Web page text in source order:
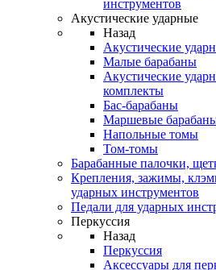
инструментов
Акустические ударные
Назад
Акустические
Mалые барабаны
Акустические
комплекты
Бас-барабаны
Маршевые
Напольные томы
Том-томы
Барабанные палочки,
Крепления, зажимы,
ударных инструментов
Педали для ударных
Перкуссия
Назад
Перкуссия
Аксессуары для